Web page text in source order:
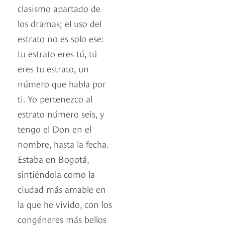
clasismo apartado de
los dramas; el uso del
estrato no es solo ese:
tu estrato eres tú, tú
eres tu estrato, un
número que habla por
ti. Yo pertenezco al
estrato número seis, y
tengo el Don en el
nombre, hasta la fecha.
Estaba en Bogotá,
sintiéndola como la
ciudad más amable en
la que he vivido, con los
congéneres más bellos